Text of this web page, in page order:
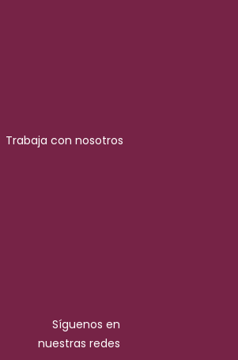
Trabaja con nosotros
Síguenos en
nuestras redes